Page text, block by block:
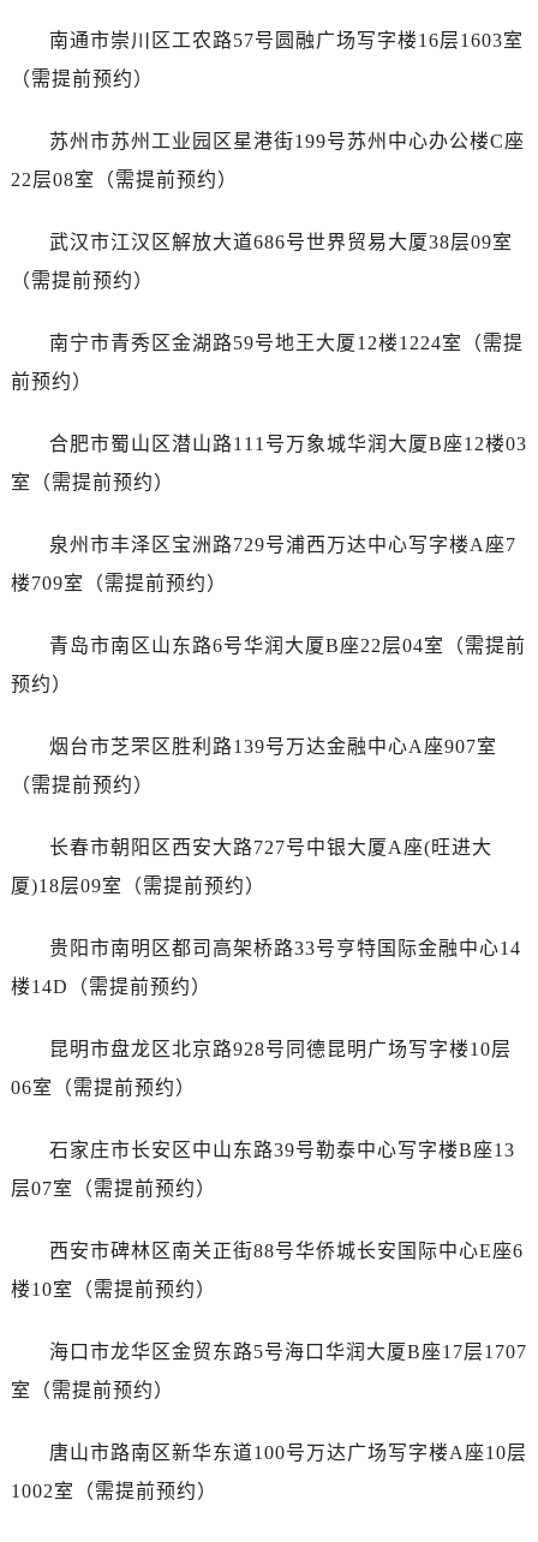
南通市崇川区工农路57号圆融广场写字楼16层1603室
（需提前预约）
苏州市苏州工业园区星港街199号苏州中心办公楼C座
22层08室（需提前预约）
武汉市江汉区解放大道686号世界贸易大厦38层09室
（需提前预约）
南宁市青秀区金湖路59号地王大厦12楼1224室（需提
前预约）
合肥市蜀山区潜山路111号万象城华润大厦B座12楼03
室（需提前预约）
泉州市丰泽区宝洲路729号浦西万达中心写字楼A座7
楼709室（需提前预约）
青岛市南区山东路6号华润大厦B座22层04室（需提前
预约）
烟台市芝罘区胜利路139号万达金融中心A座907室
（需提前预约）
长春市朝阳区西安大路727号中银大厦A座(旺进大
厦)18层09室（需提前预约）
贵阳市南明区都司高架桥路33号亨特国际金融中心14
楼14D（需提前预约）
昆明市盘龙区北京路928号同德昆明广场写字楼10层
06室（需提前预约）
石家庄市长安区中山东路39号勒泰中心写字楼B座13
层07室（需提前预约）
西安市碑林区南关正街88号华侨城长安国际中心E座6
楼10室（需提前预约）
海口市龙华区金贸东路5号海口华润大厦B座17层1707
室（需提前预约）
唐山市路南区新华东道100号万达广场写字楼A座10层
1002室（需提前预约）